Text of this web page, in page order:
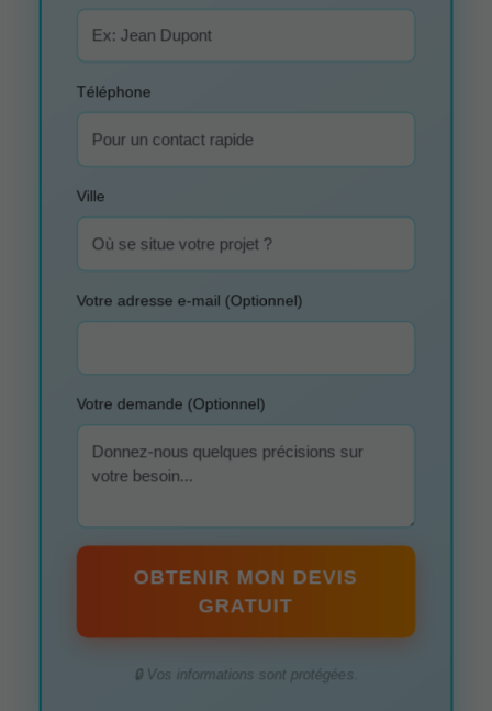
Téléphone
Ville
Votre adresse e-mail (Optionnel)
Votre demande (Optionnel)
OBTENIR MON DEVIS
GRATUIT
🔒 Vos informations sont protégées.